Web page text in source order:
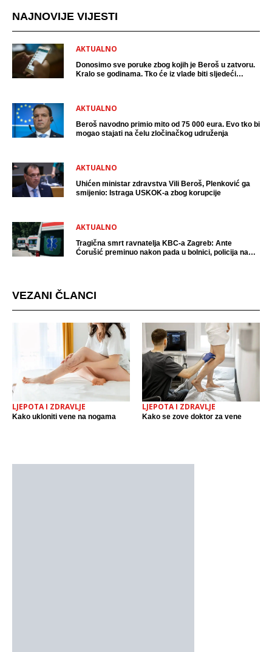
NAJNOVIJE VIJESTI
AKTUALNO
Donosimo sve poruke zbog kojih je Beroš u zatvoru.
Kralo se godinama. Tko će iz vlade biti sljedeći
AKTUALNO
Beroš navodno primio mito od 75 000 eura. Evo tko bi
mogao stajati na čelu zločinačkog udruženja
AKTUALNO
Uhićen ministar zdravstva Vili Beroš, Plenković ga
smijenio: Istraga USKOK-a zbog korupcije
AKTUALNO
Tragična smrt ravnatelja KBC-a Zagreb: Ante
Ćorušić preminuo nakon pada u bolnici, policija na
VEZANI ČLANCI
LJEPOTA I ZDRAVLJE
Kako ukloniti vene na nogama
LJEPOTA I ZDRAVLJE
Kako se zove doktor za vene